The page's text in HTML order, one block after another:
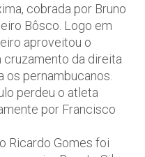
cobrada por Bruno
Bôsco. Logo em
aproveitou o
cruzamento da direita
os pernambucanos.
perdeu o atleta
por Francisco
Ricardo Gomes foi